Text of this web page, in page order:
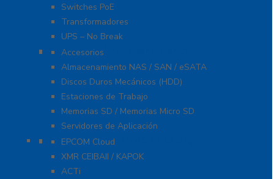
Switches PoE
Transformadores
UPS – No Break
Servidores / Almacenamiento
Accesorios
Almacenamiento NAS / SAN / eSATA
Discos Duros Mecánicos (HDD)
Estaciones de Trabajo
Memorias SD / Memorias Micro SD
Servidores de Aplicación
Software CMS / VMS / Hosting
EPCOM Cloud
XMR CEIBAII / KAPOK
ACTi